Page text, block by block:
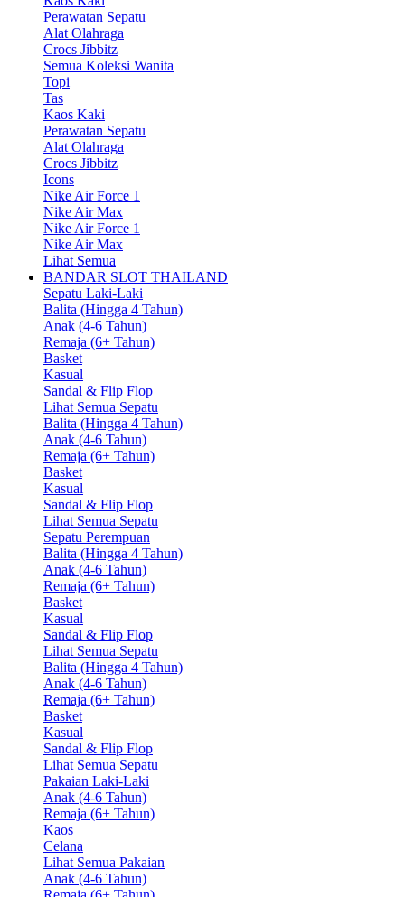
Perawatan Sepatu
Alat Olahraga
Crocs Jibbitz
Semua Koleksi Wanita
Topi
Tas
Kaos Kaki
Perawatan Sepatu
Alat Olahraga
Crocs Jibbitz
Icons
Nike Air Force 1
Nike Air Max
Nike Air Force 1
Nike Air Max
Lihat Semua
BANDAR SLOT THAILAND
Sepatu Laki-Laki
Balita (Hingga 4 Tahun)
Anak (4-6 Tahun)
Remaja (6+ Tahun)
Basket
Kasual
Sandal & Flip Flop
Lihat Semua Sepatu
Balita (Hingga 4 Tahun)
Anak (4-6 Tahun)
Remaja (6+ Tahun)
Basket
Kasual
Sandal & Flip Flop
Lihat Semua Sepatu
Sepatu Perempuan
Balita (Hingga 4 Tahun)
Anak (4-6 Tahun)
Remaja (6+ Tahun)
Basket
Kasual
Sandal & Flip Flop
Lihat Semua Sepatu
Balita (Hingga 4 Tahun)
Anak (4-6 Tahun)
Remaja (6+ Tahun)
Basket
Kasual
Sandal & Flip Flop
Lihat Semua Sepatu
Pakaian Laki-Laki
Anak (4-6 Tahun)
Remaja (6+ Tahun)
Kaos
Celana
Lihat Semua Pakaian
Anak (4-6 Tahun)